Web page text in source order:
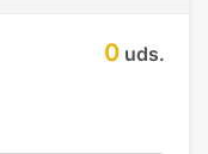
0 uds.